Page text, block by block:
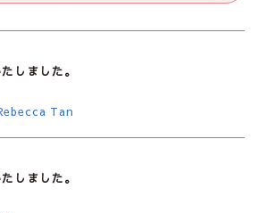
しました。
Tan
しました。